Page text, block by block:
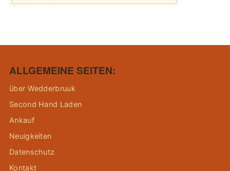
ALLGEMEINE SEITEN:
über Wedderbruuk
Second Hand Laden
Ankauf
Neuigkeiten
Datenschutz
Kontakt